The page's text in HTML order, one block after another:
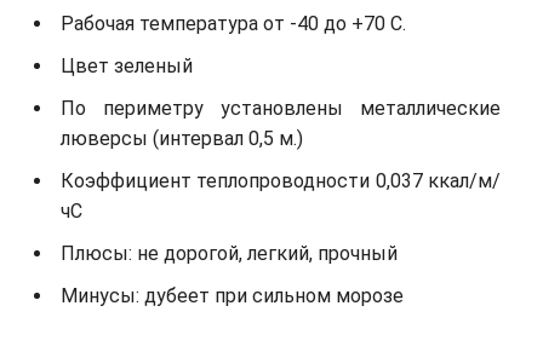
Рабочая температура от -40 до +70 С.
Цвет зеленый
По периметру установлены металлические
люверсы (интервал 0,5 м.)
Коэффициент теплопроводности 0,037 ккал/м/
чС
Плюсы: не дорогой, легкий, прочный
Минусы: дубеет при сильном морозе